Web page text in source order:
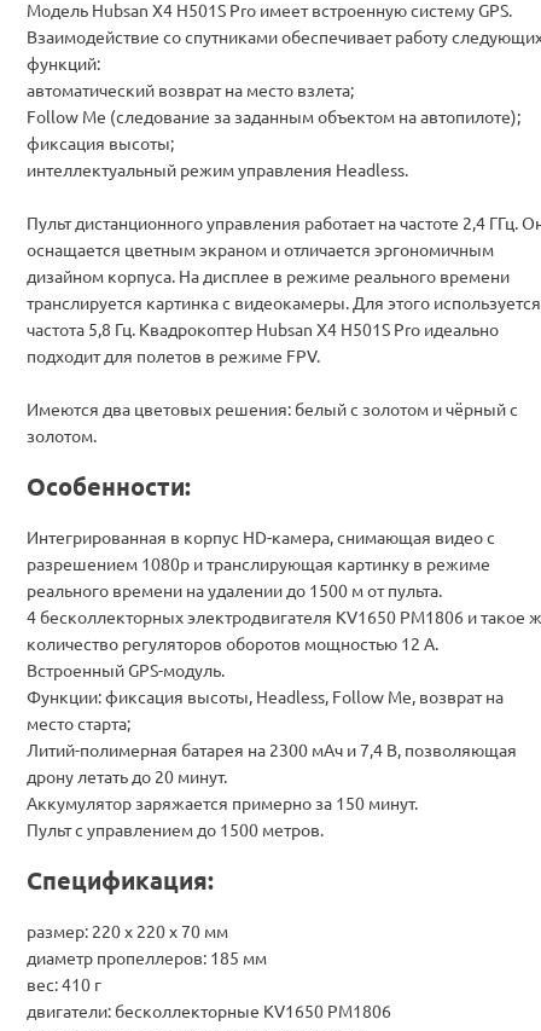
Модель Hubsan X4 H501S Pro имеет встроенную систему GPS.
Взаимодействие со спутниками обеспечивает работу
функций:
автоматический возврат на место взлета;
Follow Me (следование за заданным объектом на автопилоте);
фиксация высоты;
интеллектуальный режим управления Headless.
Пульт дистанционного управления работает на частоте 2,4 ГГц.
оснащается цветным экраном и отличается эргономичным
дизайном корпуса. На дисплее в режиме реального времени
транслируется картинка с видеокамеры. Для этого используется
частота 5,8 Гц. Квадрокоптер Hubsan X4 H501S Pro идеально
подходит для полетов в режиме FPV.
Имеются два цветовых решения: белый с золотом и чёрный с
золотом.
Особенности:
Интегрированная в корпус HD-камера, снимающая видео с
разрешением 1080p и транслирующая картинку в режиме
реального времени на удалении до 1500 м от пульта.
4 бесколлекторных электродвигателя KV1650 PM1806 и такое
количество регуляторов оборотов мощностью 12 А.
Встроенный GPS-модуль.
Функции: фиксация высоты, Headless, Follow Me, возврат на
место старта;
Литий-полимерная батарея на 2300 мАч и 7,4 В, позволяющая
дрону летать до 20 минут.
Аккумулятор заряжается примерно за 150 минут.
Пульт с управлением до 1500 метров.
Спецификация:
размер: 220 х 220 х 70 мм
диаметр пропеллеров: 185 мм
вес: 410 г
двигатели: бесколлекторные KV1650 PM1806